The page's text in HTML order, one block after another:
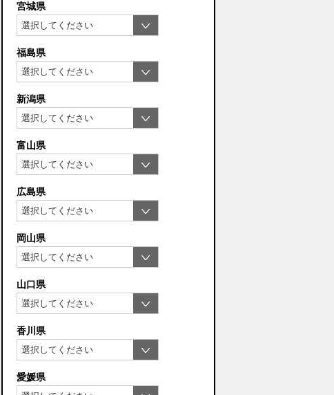
宮城県
福島県
新潟県
富山県
広島県
岡山県
山口県
香川県
愛媛県